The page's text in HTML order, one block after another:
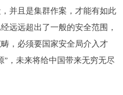
并且是集群作案，才能有如此
远远超出了一般的安全范围，
，必须要国家安全局介入才
”，未来将给中国带来无穷无尽